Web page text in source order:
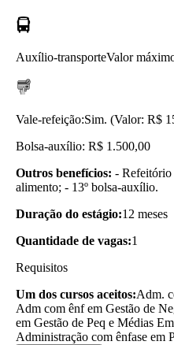
Auxílio-transporteValor
Vale-refeição:Sim. (Valor: R$
Bolsa-auxílio: R$ 1.500,00
Outros benefícios: - Refeitório
alimento; - 13º bolsa-auxílio.
Duração do estágio:12 meses
Quantidade de vagas:1
Requisitos
Um dos cursos aceitos:Adm.
Adm com ênf em Gestão de
em Gestão de Peq e Médias
Administração com ênfase em